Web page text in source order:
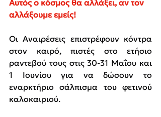
Αυτός ο κόσμος θα αλλάξει, αν τον
αλλάξουμε εμείς!
Οι Αναιρέσεις επιστρέφουν κόντρα
στον καιρό, πιστές στο ετήσιο
ραντεβού τους στις 30-31 Μαΐου και
1 Ιουνίου για να δώσουν το
εναρκτήριο σάλπισμα του φετινού
καλοκαιριού.